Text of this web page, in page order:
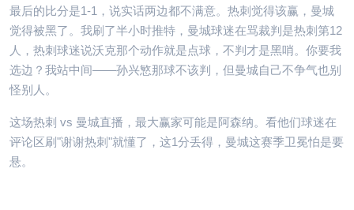
最后的比分是1-1，说实话两边都不满意。热刺觉得该赢，曼城
觉得被黑了。我刷了半小时推特，曼城球迷在骂裁判是热刺第12
人，热刺球迷说沃克那个动作就是点球，不判才是黑哨。你要我
选边？我站中间——孙兴慜那球不该判，但曼城自己不争气也别
怪别人。
这场热刺 vs 曼城直播，最大赢家可能是阿森纳。看他们球迷在
评论区刷"谢谢热刺"就懂了，这1分丢得，曼城这赛季卫冕怕是要
悬。